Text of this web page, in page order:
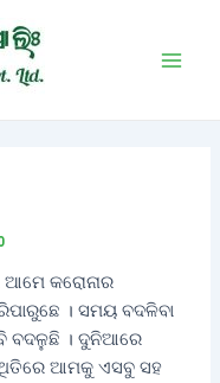
କରୋନାର
। ସମୟ ବଦଳିବା
ବଦଳୁଛି । ଦୁନିଆରେ
ଆମକୁ ଏସବୁ ସହ